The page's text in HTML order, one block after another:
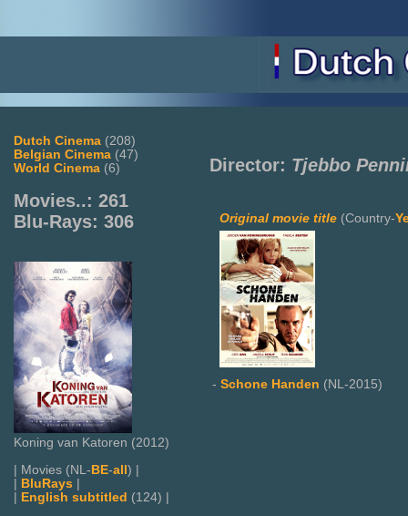
Dutch Cinema (208)
Belgian Cinema (47)
World Cinema (6)
Movies..: 261
Blu-Rays: 306
Koning van Katoren (2012)
| Movies (NL-BE-all) |
| BluRays |
| English subtitled (124) |
Director: Tjebbo
Original movie title (Country-
- Schone Handen (NL-2015)